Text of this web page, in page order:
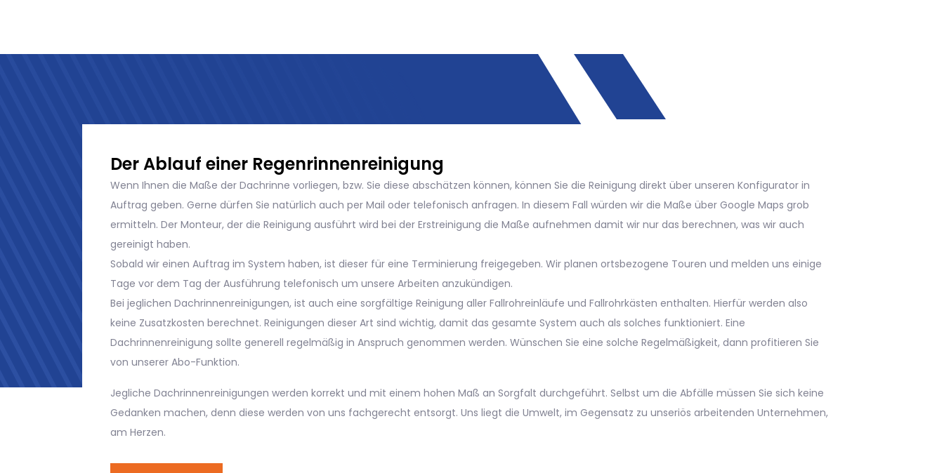
Wenn Ihnen die Maße der Dachrinne vorliegen, bzw. Sie diese abschätzen können, können Sie die Reinigung direkt über unseren Konfigurator in
Auftrag geben. Gerne dürfen Sie natürlich auch per Mail oder telefonisch anfragen. In diesem Fall würden wir die Maße über Google Maps grob
ermitteln. Der Monteur, der die Reinigung ausführt wird bei der Erstreinigung die Maße aufnehmen damit wir nur das berechnen, was wir auch
gereinigt haben.
Sobald wir einen Auftrag im System haben, ist dieser für eine Terminierung freigegeben. Wir planen ortsbezogene Touren und melden uns einige
Tage vor dem Tag der Ausführung telefonisch um unsere Arbeiten anzukündigen.
Bei jeglichen Dachrinnenreinigungen, ist auch eine sorgfältige Reinigung aller Fallrohreinläufe und Fallrohrkästen enthalten. Hierfür werden also
keine Zusatzkosten berechnet. Reinigungen dieser Art sind wichtig, damit das gesamte System auch als solches funktioniert. Eine
Dachrinnenreinigung sollte generell regelmäßig in Anspruch genommen werden. Wünschen Sie eine solche Regelmäßigkeit, dann profitieren Sie
von unserer Abo-Funktion.
Jegliche Dachrinnenreinigungen werden korrekt und mit einem hohen Maß an Sorgfalt durchgeführt. Selbst um die Abfälle müssen Sie sich keine
Gedanken machen, denn diese werden von uns fachgerecht entsorgt. Uns liegt die Umwelt, im Gegensatz zu unseriös arbeitenden Unternehmen,
am Herzen.